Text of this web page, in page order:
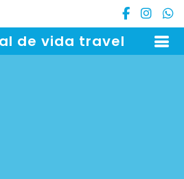
de vida travel